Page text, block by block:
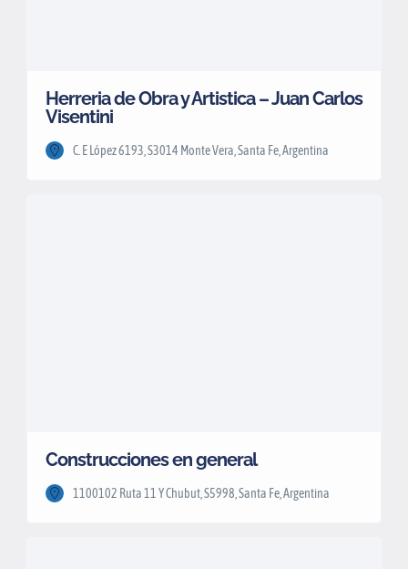
Herreria de Obra y Artistica – Juan Carlos
Visentini
C. E López 6193, S3014 Monte Vera, Santa Fe, Argentina
Construcciones en general
1100102 Ruta 11 Y Chubut, S5998, Santa Fe, Argentina